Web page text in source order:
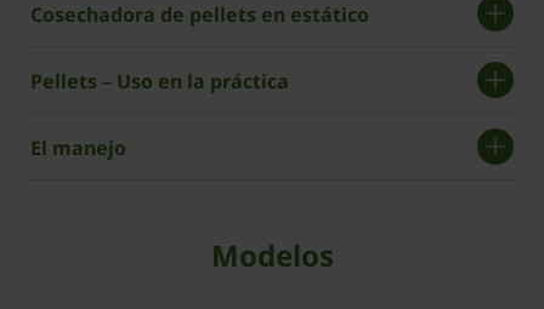
Cosechadora de pellets en estático
Pellets – Uso en la práctica
El manejo
Modelos